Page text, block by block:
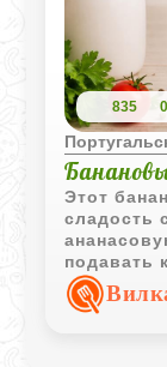
835 0
Этот
сладость
подавать
выпечки,